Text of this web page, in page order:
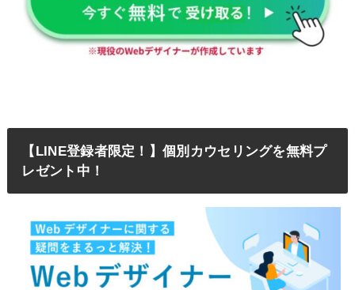
【LINE登録者限定！】個別カウセリングを無料プ
レゼント中！